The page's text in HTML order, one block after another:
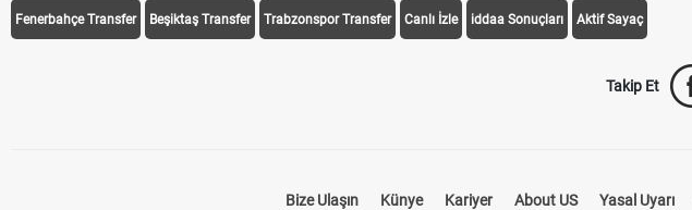
Fenerbahçe Transfer Beşiktaş Transfer Trabzonspor Transfer Canlı İzle iddaa Sonuçları Aktif Sayaç
Takip Et
Bize Ulaşın Künye Kariyer About US Yasal Uyarı